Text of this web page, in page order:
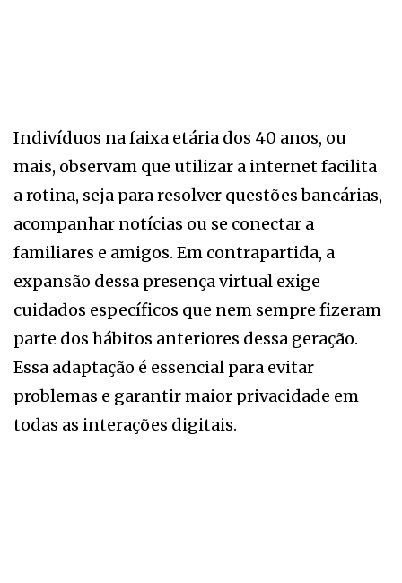
Indivíduos na faixa etária dos 40 anos, ou
mais, observam que utilizar a internet facilita
a rotina, seja para resolver questões bancárias,
acompanhar notícias ou se conectar a
familiares e amigos. Em contrapartida, a
expansão dessa presença virtual exige
cuidados específicos que nem sempre fizeram
parte dos hábitos anteriores dessa geração.
Essa adaptação é essencial para evitar
problemas e garantir maior privacidade em
todas as interações digitais.